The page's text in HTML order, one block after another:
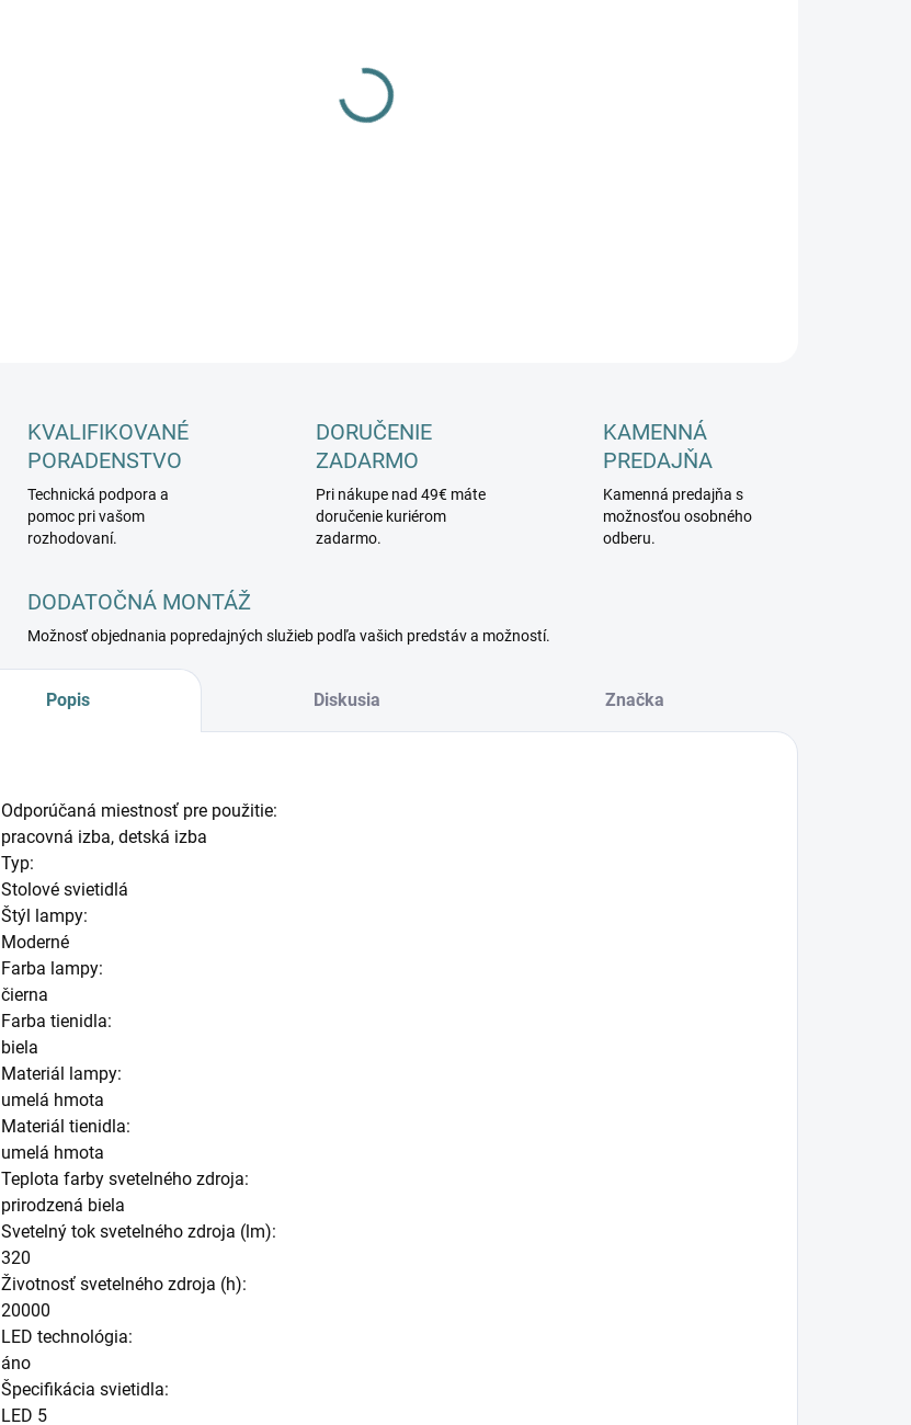
DETAILNÉ INFORMÁCIE
KVALIFIKOVANÉ
PORADENSTVO
Technická podpora a
pomoc pri vašom
rozhodovaní.
DORUČENIE
ZADARMO
Pri nákupe nad 49€ máte
doručenie kuriérom
zadarmo.
KAMENNÁ
PREDAJŇA
Kamenná predajňa s
možnosťou osobného
odberu.
DODATOČNÁ MONTÁŽ
Možnosť objednania popredajných služieb podľa vašich predstáv a možností.
Popis Diskusia Značka
Odporúčaná miestnosť pre použitie:
pracovná izba, detská izba
Typ:
Stolové svietidlá
Štýl lampy:
Moderné
Farba lampy:
čierna
Farba tienidla:
biela
Materiál lampy:
umelá hmota
Materiál tienidla:
umelá hmota
Teplota farby svetelného zdroja:
prirodzená biela
Svetelný tok svetelného zdroja (lm):
320
Životnosť svetelného zdroja (h):
20000
LED technológia:
áno
Špecifikácia svietidla:
LED 5